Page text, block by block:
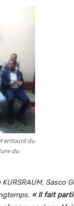
entouré du
du
Sasco
« Il fait